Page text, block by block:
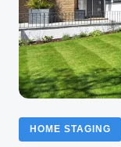
HOME STAGING